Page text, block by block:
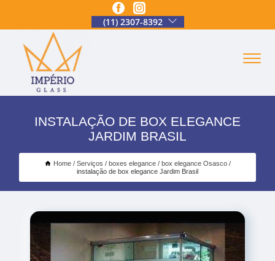
(11) 2307-8392
INSTALAÇÃO DE BOX ELEGANCE
JARDIM BRASIL
Home Serviços boxes elegance
box elegance Osasco
instalação de box elegance Jardim Brasil